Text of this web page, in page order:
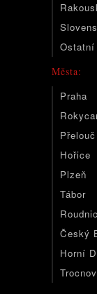
Ostatní
Města:
Praha
Přelouč
Hořice
Plzeň
Tábor
Český
Horní
Trocnov